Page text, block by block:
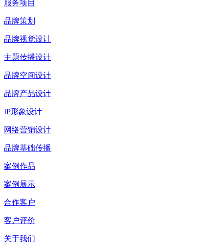
服务项目
品牌策划
品牌视觉设计
主题传播设计
品牌空间设计
品牌产品设计
IP形象设计
网络营销设计
品牌基础传播
案例作品
案例展示
合作客户
客户评价
关于我们